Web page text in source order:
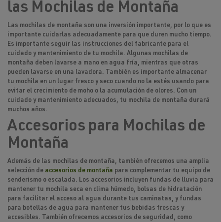
las Mochilas de Montaña
Las mochilas de montaña son una inversión importante, por lo que es
importante cuidarlas adecuadamente para que duren mucho tiempo.
Es importante seguir las instrucciones del fabricante para el
cuidado y mantenimiento de tu mochila. Algunas mochilas de
montaña deben lavarse a mano en agua fría, mientras que otras
pueden lavarse en una lavadora. También es importante almacenar
tu mochila en un lugar fresco y seco cuando no la estés usando para
evitar el crecimiento de moho o la acumulación de olores. Con un
cuidado y mantenimiento adecuados, tu mochila de montaña durará
muchos años.
Accesorios para Mochilas de
Montaña
Además de las mochilas de montaña, también ofrecemos una amplia
selección de accesorios de montaña para complementar tu equipo de
senderismo o escalada. Los accesorios incluyen fundas de lluvia para
mantener tu mochila seca en clima húmedo, bolsas de hidratación
para facilitar el acceso al agua durante tus caminatas, y fundas
para botellas de agua para mantener tus bebidas frescas y
accesibles. También ofrecemos accesorios de seguridad, como